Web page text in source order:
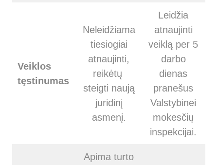
Veiklos
tęstinumas
Neleidžiama
tiesiogiai
atnaujinti,
reikėtų
steigti naują
juridinį
asmenį.
Leidžia
atnaujinti
veiklą per 5
darbo
dienas
pranešus
Valstybinei
mokesčių
inspekcijai.
Apima turto